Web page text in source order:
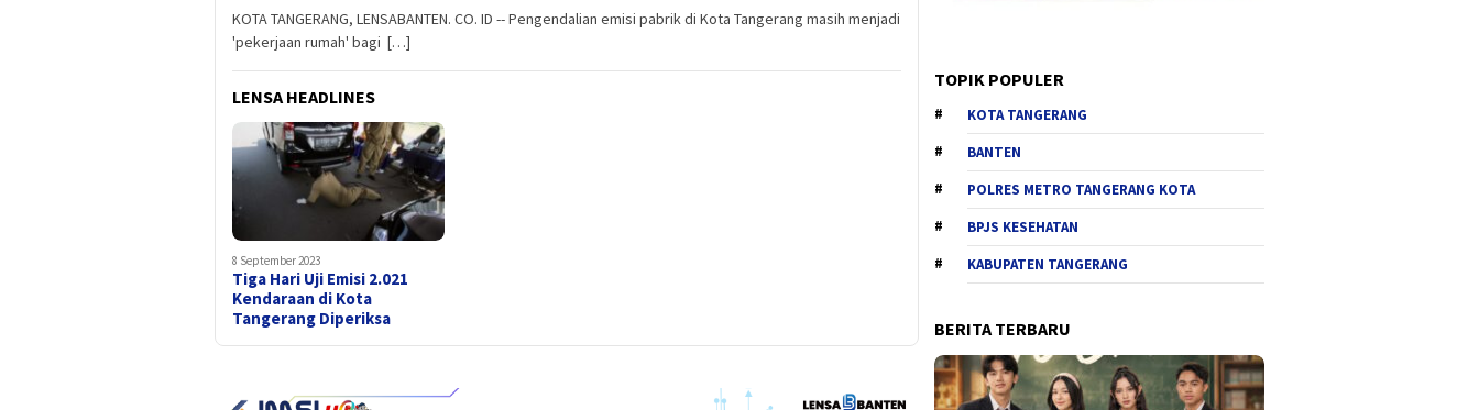
KOTA TANGERANG, LENSABANTEN. CO. ID -- Pengendalian emisi pabrik di Kota Tangerang masih menjadi
'pekerjaan rumah' bagi […]
LENSA HEADLINES
8 September 2023
Tiga Hari Uji Emisi 2.021
Kendaraan di Kota
Tangerang Diperiksa
TOPIK POPULER
KOTA TANGERANG
BANTEN
POLRES METRO TANGERANG KOTA
BPJS KESEHATAN
KABUPATEN TANGERANG
BERITA TERBARU